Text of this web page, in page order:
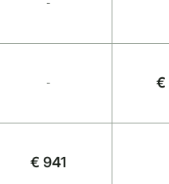
-
- €
€ 941